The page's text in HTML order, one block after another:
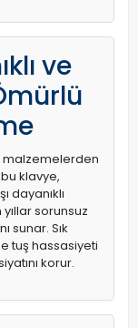
ve
malzemelerden
klavye,
dayanıklı
yıllar sorunsuz
sunar. Sık
tuş hassasiyeti
korur.